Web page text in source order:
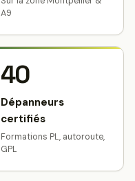
A9
40
Dépanneurs
certifiés
Formations PL, autoroute,
GPL